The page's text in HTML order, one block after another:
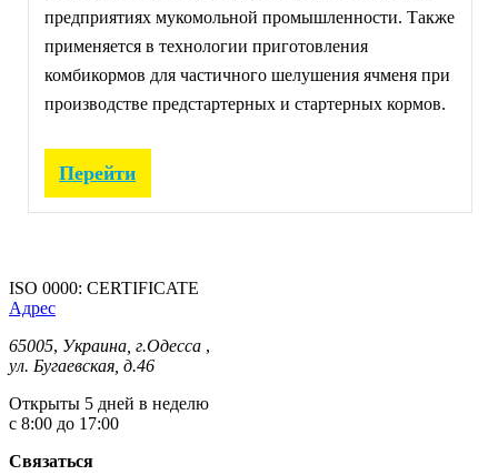
предприятиях мукомольной промышленности. Также
применяется в технологии приготовления
комбикормов для частичного шелушения ячменя при
производстве предстартерных и стартерных кормов.
Перейти
ISO 0000: CERTIFICATE
Адрес
65005, Украина, г.Одесса ,
ул. Бугаевская, д.46
Открыты 5 дней в неделю
с 8:00 до 17:00
Связаться